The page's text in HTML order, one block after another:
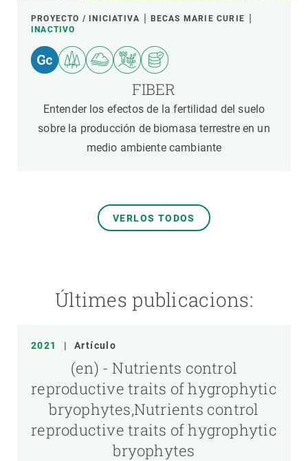
PROYECTO / INICIATIVA
BECAS MARIE CURIE
INACTIVO
FIBER
Entender los efectos de la fertilidad del suelo
sobre la producción de biomasa terrestre en un
medio ambiente cambiante
VERLOS TODOS
Últimes publicacions:
2021 | Artículo
(en) - Nutrients control
reproductive traits of hygrophytic
bryophytes,Nutrients control
reproductive traits of hygrophytic
bryophytes